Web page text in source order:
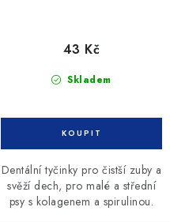
Skladem
43 Kč
Dentální tyčinky pro čistší zuby a
svěží dech, pro malé a střední
psy s kolagenem a spirulinou.